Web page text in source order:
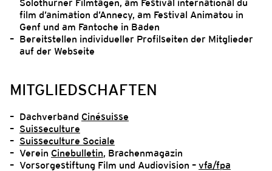
Solothurner Filmtagen, am Festival international du
film d’animation d’Annecy, am Festival Animatou in
Genf und am Fantoche in Baden
Bereitstellen individueller Profilseiten der Mitglieder
auf der Webseite
MITGLIEDSCHAFTEN
Dachverband Cinésuisse
Suisseculture
Suisseculture Sociale
Verein Cinebulletin, Brachenmagazin
Vorsorgestiftung Film und Audiovision – vfa/fpa